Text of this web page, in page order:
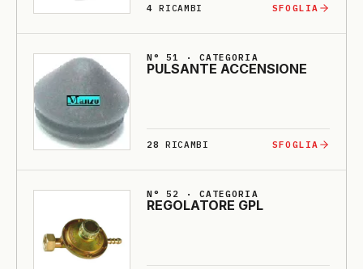
4 RICAMBI SFOGLIA
N° 51 · CATEGORIA
PULSANTE ACCENSIO­NE
28 RICAMBI SFOGLIA
N° 52 · CATEGORIA
RE­GO­LA­TO­RE GPL